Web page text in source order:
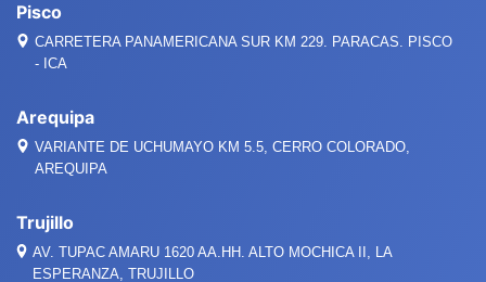
Pisco
CARRETERA PANAMERICANA SUR KM 229. PARACAS. PISCO
- ICA
Arequipa
VARIANTE DE UCHUMAYO KM 5.5, CERRO COLORADO,
AREQUIPA
Trujillo
AV. TUPAC AMARU 1620 AA.HH. ALTO MOCHICA II, LA
ESPERANZA, TRUJILLO